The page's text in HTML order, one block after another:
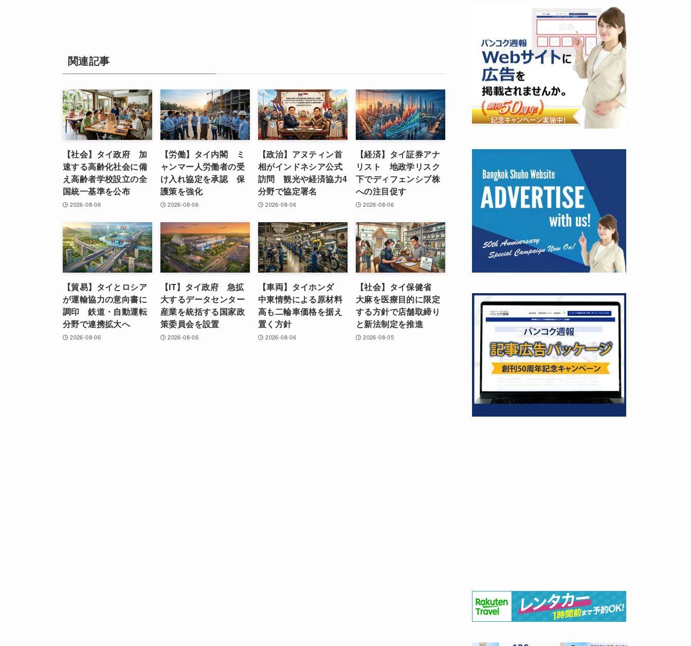
関連記事
【社会】タイ政府 加
速する高齢化社会に備
え高齢者学校設立の全
国統一基準を公布
2026-08-06
【労働】タイ内閣 ミ
ャンマー人労働者の受
け入れ協定を承認 保
護策を強化
2026-08-06
【政治】アヌティン首
相がインドネシア公式
訪問 観光や経済協力4
分野で協定署名
2026-08-06
【経済】タイ証券アナ
リスト 地政学リスク
下でディフェンシブ株
への注目促す
2026-08-06
【貿易】タイとロシア
が運輸協力の意向書に
調印 鉄道・自動運転
分野で連携拡大へ
2026-08-06
【IT】タイ政府 急拡
大するデータセンター
産業を統括する国家政
策委員会を設置
2026-08-06
【車両】タイホンダ
中東情勢による原材料
高も二輪車価格を据え
置く方針
2026-08-06
【社会】タイ保健省
大麻を医療目的に限定
する方針で店舗取締り
と新法制定を推進
2026-08-05